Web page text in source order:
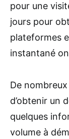
pour une
jours pour
plateformes
instantané
De
d’obtenir un
quelques
volume à